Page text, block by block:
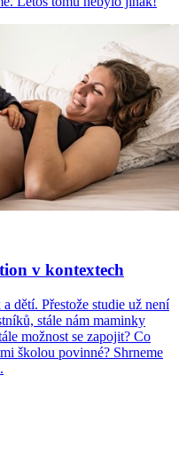
v kontextech
dětí. Přestože studie už není
stále nám maminky
možnost se zapojit? Co
školou povinné? Shrneme